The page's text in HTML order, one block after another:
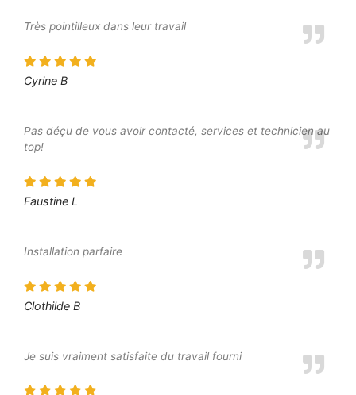
Très pointilleux dans leur travail
Cyrine B
Pas déçu de vous avoir contacté, services et technicien au
top!
Faustine L
Installation parfaire
Clothilde B
Je suis vraiment satisfaite du travail fourni